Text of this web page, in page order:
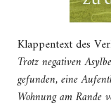
Klappentext des
Trotz negativen
gefunden, eine
Wohnung am Rande